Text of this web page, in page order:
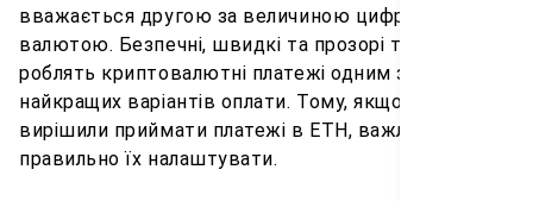
вважається другою за величиною цифровою
валютою. Безпечні, швидкі та прозорі транзакції
роблять криптовалютні платежі одним з
найкращих варіантів оплати. Тому, якщо ви
вирішили приймати платежі в ETH, важливо
правильно їх налаштувати.